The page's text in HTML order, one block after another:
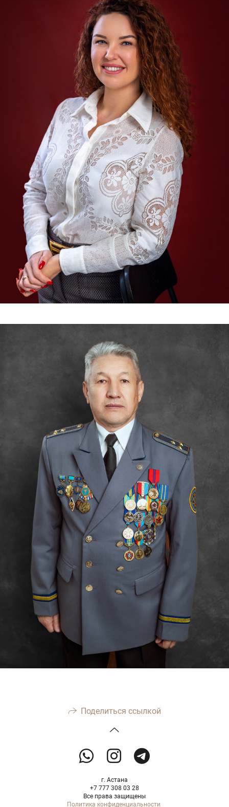
Поделиться ссылкой
г. Астана
+7 777 308 03 28
Все права защищены
Политика конфиденциальности